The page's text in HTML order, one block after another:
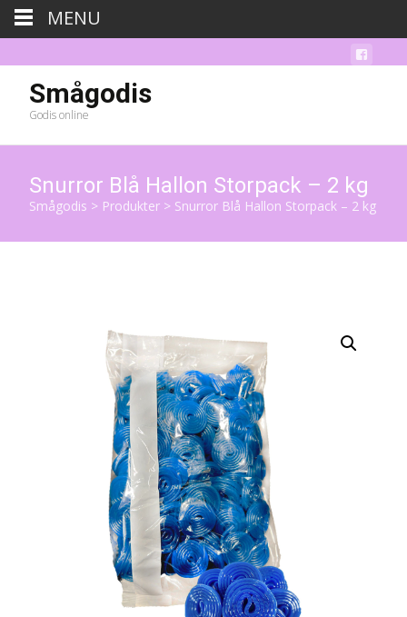
Smågodis
Godis online
Snurror Blå Hallon Storpack – 2 kg
Smågodis > Produkter > Snurror Blå Hallon Storpack – 2 kg
MENU